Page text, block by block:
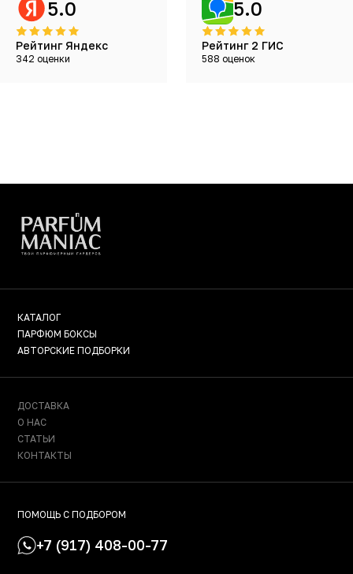
5.0
Рейтинг Яндекс
342 оценки
5.0
Рейтинг 2 ГИС
588 оценок
КАТАЛОГ
ПАРФЮМ БОКСЫ
АВТОРСКИЕ ПОДБОРКИ
ДОСТАВКА
О НАС
СТАТЬИ
КОНТАКТЫ
ПОМОЩЬ С ПОДБОРОМ
+7 (917) 408-00-77